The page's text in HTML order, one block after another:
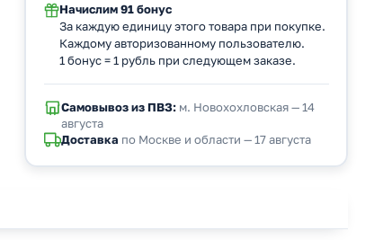
Начислим 91 бонус
За каждую единицу этого товара при покупке.
Каждому авторизованному пользователю.
1 бонус = 1 рубль при следующем заказе.
Самовывоз из ПВЗ:м. Новохохловская — 14
августа
Доставка по Москве и области — 17 августа